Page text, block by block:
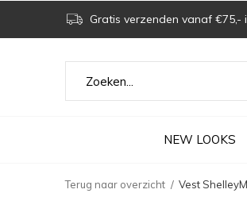
NEW LOOKS
Gratis verzenden vanaf €75,-
Terug naar overzicht Vest